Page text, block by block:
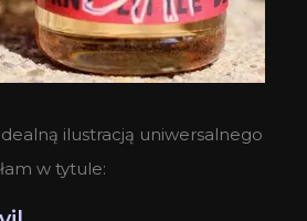
ilustracją uniwersalnego
w tytule: